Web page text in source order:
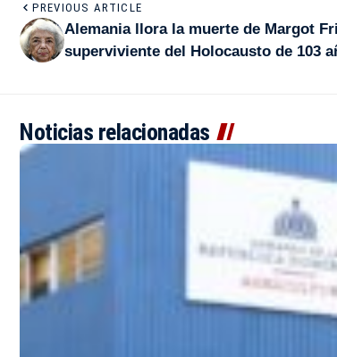
PREVIOUS ARTICLE
Alemania llora la muerte de Margot
superviviente del Holocausto de 103
Noticias relacionadas